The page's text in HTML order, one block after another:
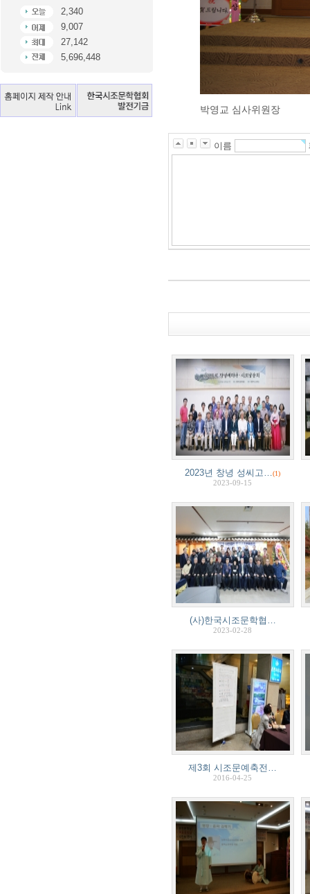
2,340
9,007
27,142
5,696,448
박영교 심사위원장
이름
2023년 창녕 성씨고…(1)
2023-09-15
(사)한국시조문학협…
2023-02-28
제3회 시조문예축전…
2016-04-25